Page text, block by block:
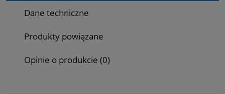
Dane techniczne
Produkty powiązane
Opinie o produkcie (0)